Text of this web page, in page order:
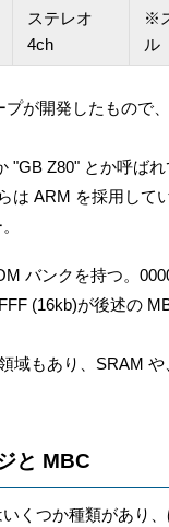
ステレオ
4ch
※
ル
プが開発したもので
"GB Z80" とか呼ばれ
は ARM を採用して
バンクを持つ。
(16kb)が後述の
域もあり、SRAM
と MBC
くつか種類があり